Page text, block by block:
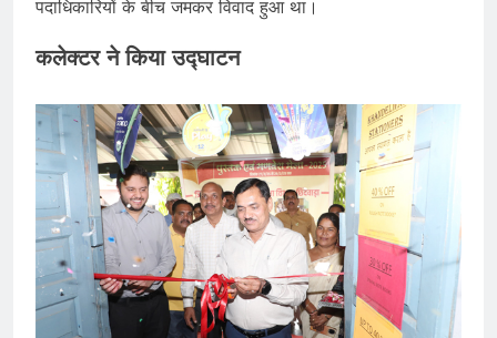
पदाधिकारियों के बीच जमकर विवाद हुआ था।
कलेक्टर ने किया उद्घाटन